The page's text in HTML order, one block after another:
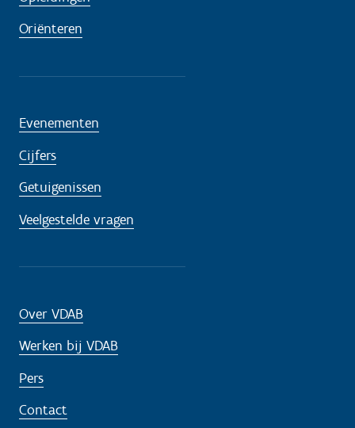
Oriënteren
Evenementen
Cijfers
Getuigenissen
Veelgestelde vragen
Over VDAB
Werken bij VDAB
Pers
Contact